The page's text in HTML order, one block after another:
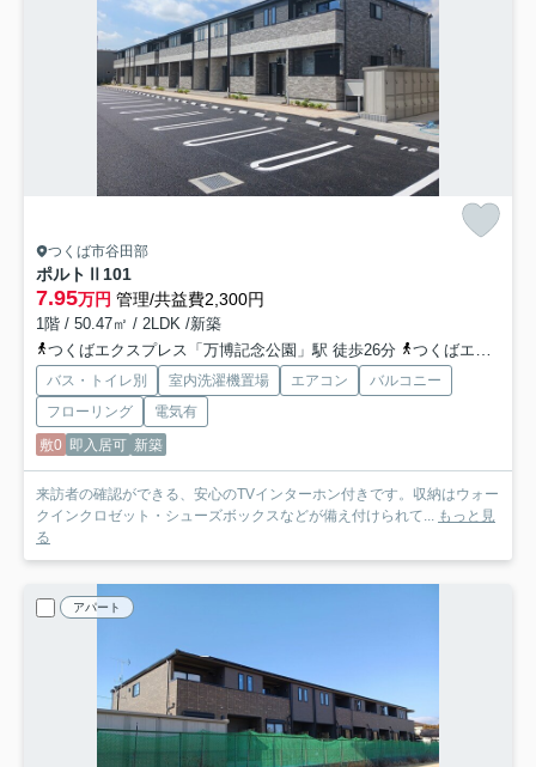
つくば市谷田部
ポルトⅡ 101
7.95万円 管理/共益費2,300円
1階 / 50.47㎡ / 2LDK /新築
つくばエクスプレス「万博記念公園」駅 徒歩26分
つくばエクスプレス「みどりの」駅 徒歩26分
バス・トイレ別 室内洗濯機置場 エアコン
バルコニー
フローリング
電気有
敷0 即入居可 新築
来訪者の確認ができる、安心のTVインターホン付きです。収納はウォー
クインクロゼット・シューズボックスなどが備え付けられて... もっと見
る
アパート